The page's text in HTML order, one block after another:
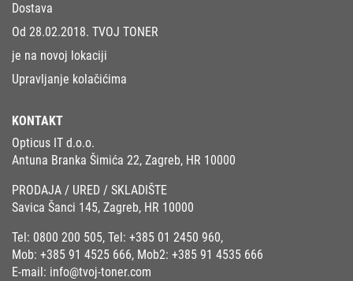
Dostava
Od 28.02.2018. TVOJ TONER
je na novoj lokaciji
Upravljanje kolačićima
KONTAKT
Opticus IT d.o.o.
Antuna Branka Šimića 22, Zagreb, HR 10000
PRODAJA / URED / SKLADIŠTE
Savica Šanci 145, Zagreb, HR 10000
Tel: 0800 200 505, Tel: +385 01 2450 960,
Mob: +385 91 4525 666, Mob2: +385 91 4535 666
E-mail: info@tvoj-toner.com